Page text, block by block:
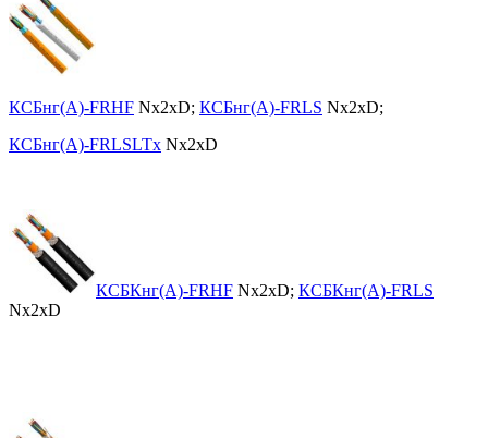
КСБнг(А)-FRHF Nx2xD; КСБнг(А)-FRLS Nx2xD;
КСБнг(А)-FRLSLTx Nx2xD
КСБКнг(А)-FRHF Nx2xD; КСБКнг(А)-FRLS
Nx2xD